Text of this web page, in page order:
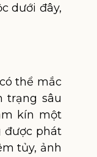
dưới đây,
thể mắc
trạng sâu
kín một
được phát
tủy, ảnh